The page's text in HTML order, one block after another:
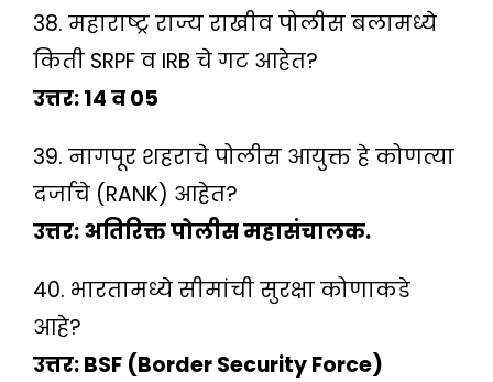
38. महाराष्ट्र राज्य राखीव पोलीस बलामध्ये
किती SRPF व IRB चे गट आहेत?
उत्तर: 14 व 05
39. नागपूर शहराचे पोलीस आयुक्त हे कोणत्या
दर्जाचे (RANK) आहेत?
उत्तर: अतिरिक्त पोलीस महासंचालक.
40. भारतामध्ये सीमांची सुरक्षा कोणाकडे
आहे?
उत्तर: BSF (Border Security Force)